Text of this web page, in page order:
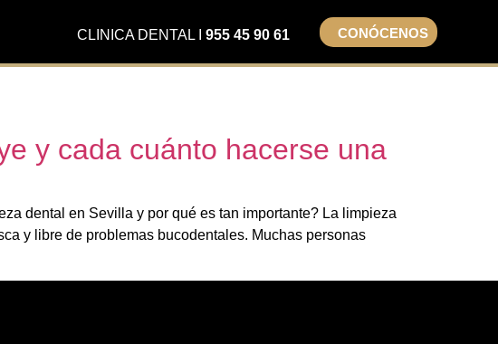
CLINICA DENTAL I 955 45 90 61 CONÓCENOS
y cada cuánto hacerse una
dental en Sevilla y por qué es tan importante? La limpieza
y libre de problemas bucodentales. Muchas personas